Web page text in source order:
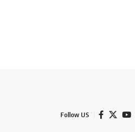
Follow US